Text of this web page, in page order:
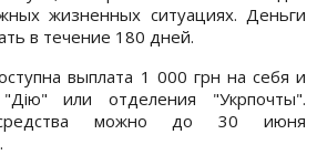
жизненных ситуациях. Деньги
в течение 180 дней.
выплата 1 000 грн на себя и
или отделения "Укрпочты".
средства можно до 30 июня